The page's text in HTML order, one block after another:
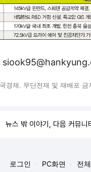
경제. 무단전재 및 재배포 금
뉴스 밖 이야기, 다음 커뮤니
로그인 PC화면 전